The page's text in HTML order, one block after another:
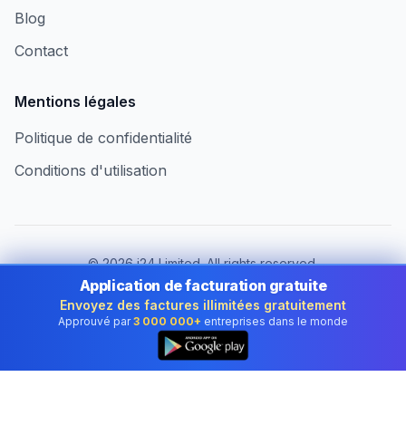
Blog
Contact
Mentions légales
Politique de confidentialité
Conditions d'utilisation
©2026i24 Limited. All rights reserved.
Au service des entreprises en France
Changer de pays :
France
Application de facturation gratuite
Envoyez des factures illimitées gratuitement
Approuvé par 3 000 000+ entreprises dans le monde